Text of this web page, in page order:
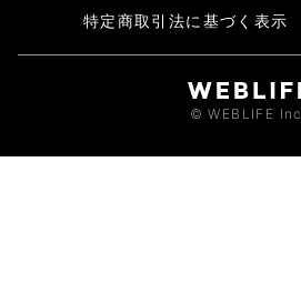
特定商取引法に基づく表示
© WEBLIFE Inc.